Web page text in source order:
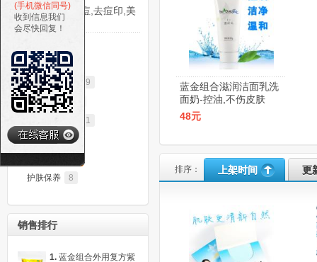
蓝金组合滋润洁面乳洗
面奶-控油,不伤皮肤
48元
排序： 上架时间 更
蓝金组合,祛痘,去痘印,美
白
全部商品分类
蓝金祛痘系列
9
蓝金祛痘印
1
临期促销
2
护肤保养
8
销售排行
1. 蓝金组合外用复方紫
(手机微信同号)
收到信息我们
会尽快回复！